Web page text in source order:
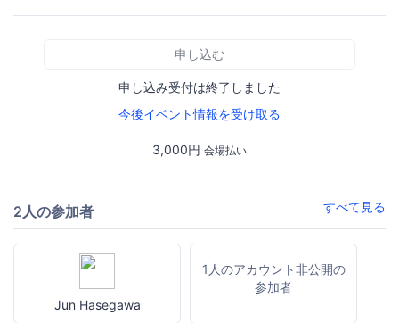
申し込む
申し込み受付は終了しました
今後イベント情報を受け取る
3,000円 会場払い
2人の参加者 すべて見る
Jun Hasegawa
1人のアカウント非公開の
参加者